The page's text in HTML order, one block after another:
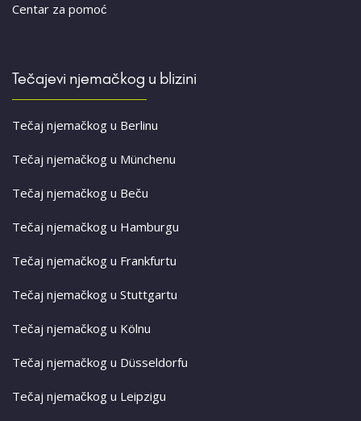
Centar za pomoć
Tečajevi njemačkog u blizini
Tečaj njemačkog u Berlinu
Tečaj njemačkog u Münchenu
Tečaj njemačkog u Beču
Tečaj njemačkog u Hamburgu
Tečaj njemačkog u Frankfurtu
Tečaj njemačkog u Stuttgartu
Tečaj njemačkog u Kölnu
Tečaj njemačkog u Düsseldorfu
Tečaj njemačkog u Leipzigu